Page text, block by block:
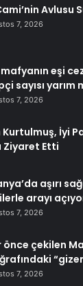
Avlusu
7, 2026
eşi
sayısı
7, 2026
Kurtulmuş, İyi
Ziyaret Etti
aşırı
arayı
7, 2026
önce çekilen
7, 2026